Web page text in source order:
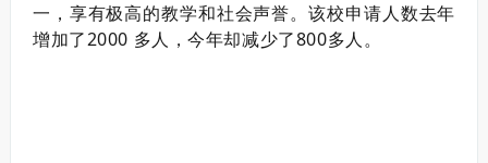
一，享有极高的教学和社会声誉。该校申请人数去年
增加了2000 多人，今年却减少了800多人。